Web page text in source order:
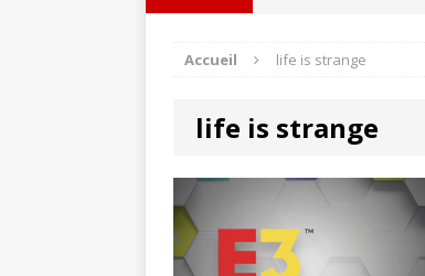
[ 21/03/2020 ]
[ 21/03/2020 ]
ACTU DES JEUX VIDÉO
[ 03/10/2020 ]
Accueil life is strange
life is strange